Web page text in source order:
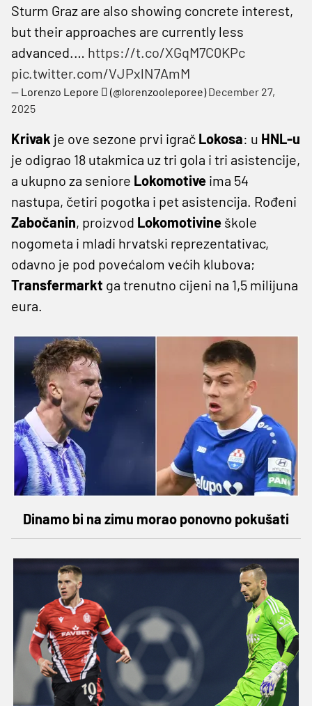
Sturm Graz are also showing concrete interest,
but their approaches are currently less
advanced.… https://t.co/XGqM7C0KPc
pic.twitter.com/VJPxlN7AmM
— Lorenzo Lepore  (@lorenzooleporee)December 27,
2025
Krivak je ove sezone prvi igrač Lokosa: u HNL-u
je odigrao 18 utakmica uz tri gola i tri asistencije,
a ukupno za seniore Lokomotive ima 54
nastupa, četiri pogotka i pet asistencija. Rođeni
Zabočanin, proizvod Lokomotivine škole
nogometa i mladi hrvatski reprezentativac,
odavno je pod povećalom većih klubova;
Transfermarkt ga trenutno cijeni na 1,5 milijuna
eura.
Dinamo bi na zimu morao ponovno pokušati